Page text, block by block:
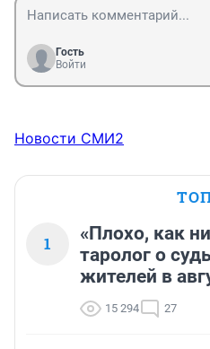
Гость
Войти
Новости СМИ2
1
«Плохо, как
таролог о
жителей в
15 294 27